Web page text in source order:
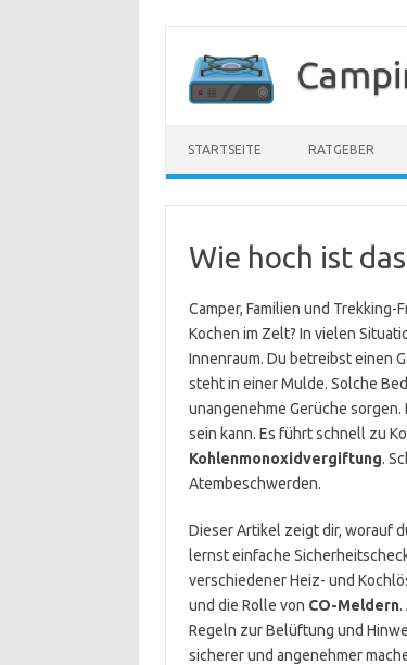
springen
STARTSEITE RATGEBER
Wie hoch ist
Camper, Familien und
Kochen im Zelt? In vielen
Innenraum. Du betreibst einen
steht in einer Mulde. Solche
unangenehme Gerüche
sein kann. Es führt schnell zu
Kohlenmonoxidvergiftung.
Atembeschwerden.
Dieser Artikel zeigt dir, worauf
lernst einfache
verschiedener Heiz- und
und die Rolle von CO-Meldern.
Regeln zur Belüftung und
sicherer und angenehmer